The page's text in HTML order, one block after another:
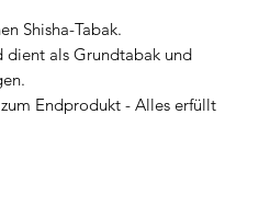
Shisha-Tabak.
dient als Grundtabak und
Endprodukt - Alles erfüllt